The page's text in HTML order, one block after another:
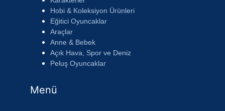
Hobi & Koleksiyon Ürünleri
Eğitici Oyuncaklar
Araçlar
Anne & Bebek
Açık Hava, Spor ve Deniz
Peluş Oyuncaklar
Menü